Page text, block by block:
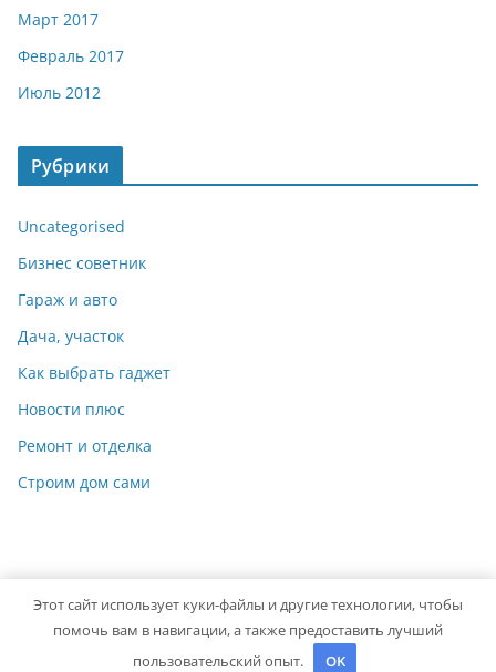
Март 2017
Февраль 2017
Июль 2012
Рубрики
Uncategorised
Бизнес советник
Гараж и авто
Дача, участок
Как выбрать гаджет
Новости плюс
Ремонт и отделка
Строим дом сами
Copyright © 2026 Мастер на Все Руки. Powered byColorMag
Этот сайт использует куки-файлы и другие технологии, чтобы
помочь вам в навигации, а также предоставить лучший
пользовательский опыт.
OK